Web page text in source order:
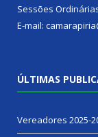
Sessões
E-mail:
ÚLTIMAS
Vereadores 2025-